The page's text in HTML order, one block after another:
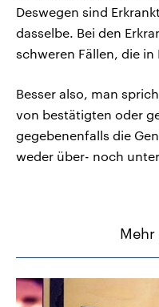
Deswegen sind
dasselbe. Bei den
schweren Fällen, die
Besser also, man
von bestätigten oder
gegebenenfalls die
weder über- noch
Mehr